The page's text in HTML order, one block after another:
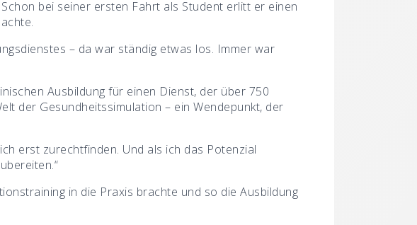
bei seiner ersten Fahrt als Student erlitt er einen
– da war ständig etwas los. Immer war
Ausbildung für einen Dienst, der über 750
der Gesundheitssimulation – ein Wendepunkt, der
erst zurechtfinden. Und als ich das Potenzial
in die Praxis brachte und so die Ausbildung